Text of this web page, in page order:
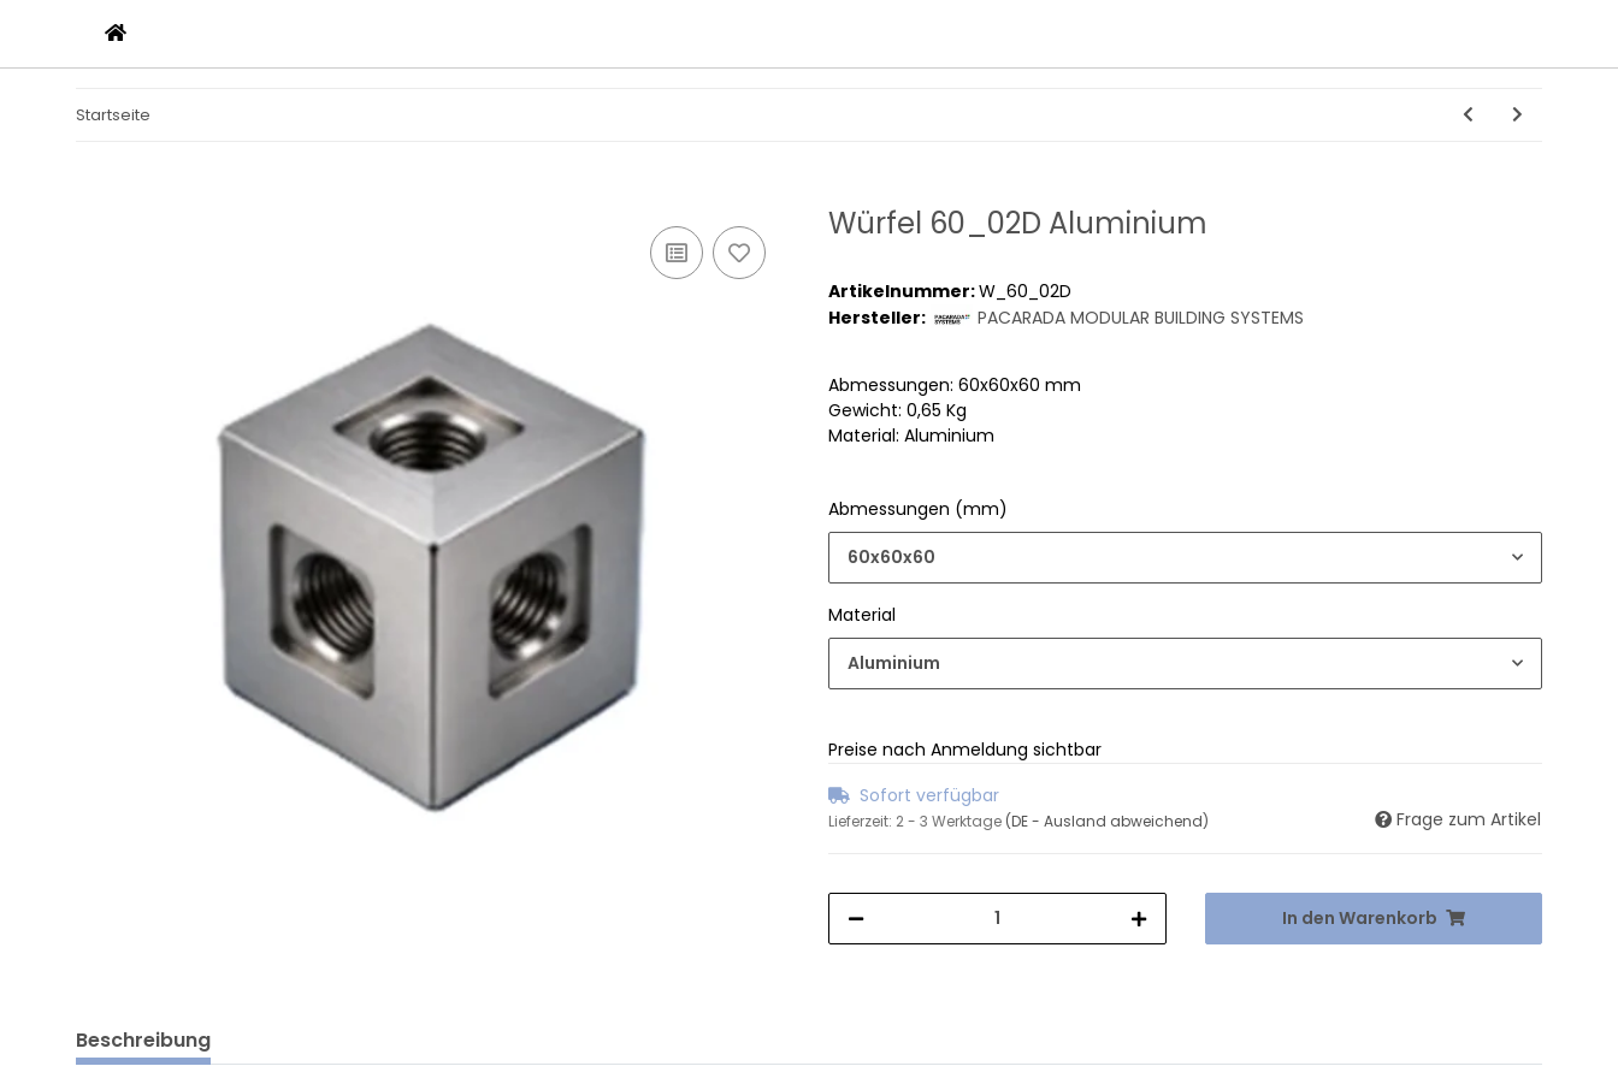
Startseite
Würfel 60_02D Aluminium
Artikelnummer:W_60_02D
Hersteller:
PACARADA MODULAR BUILDING SYSTEMS
Abmessungen: 60x60x60 mm
Gewicht: 0,65 Kg
Material: Aluminium
Abmessungen (mm)
60x60x60
Material
Aluminium
Preise nach Anmeldung sichtbar
Sofort verfügbar
Lieferzeit: 2 - 3 Werktage (DE - Ausland abweichend) Frage zum Artikel
In den Warenkorb
Beschreibung